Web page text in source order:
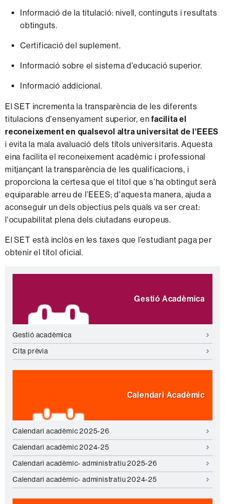
Informació de la titulació: nivell, continguts i resultats
obtinguts.
Certificació del suplement.
Informació sobre el sistema d’educació superior.
Informació addicional.
El SET incrementa la transparència de les diferents
titulacions d'ensenyament superior, enfacilita el
reconeixement en qualsevol altra universitat de l'EEES
i evita la mala avaluació dels títols universitaris. Aquesta
eina facilita el reconeixement acadèmic i professional
mitjançant la transparència de les qualificacions, i
proporciona la certesa que el títol que s’ha obtingut serà
equiparable arreu de l’EEES; d'aquesta manera, ajuda a
aconseguir un dels objectius pels quals va ser creat:
l'ocupabilitat plena dels ciutadans europeus.
El SET està inclòs en les taxes que l’estudiant paga per
obtenir el títol oficial.
Informació
Destaquem
Gestió Acadèmica
Gestió acadèmica
Cita prèvia
Calendari Acadèmic
Calendari acadèmic 2025-26
Calendari acadèmic 2024-25
Calendari acadèmic- administratiu 2025-26
Calendari acadèmic- administratiu 2024-25